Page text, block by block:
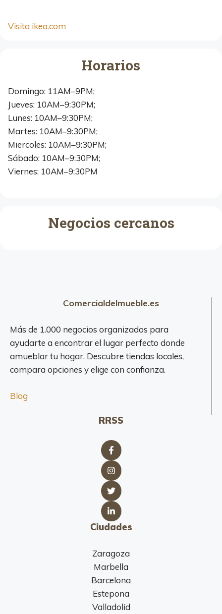
Visita ikea.com
Horarios
Domingo: 11AM–9PM;
Jueves: 10AM–9:30PM;
Lunes: 10AM–9:30PM;
Martes: 10AM–9:30PM;
Miercoles: 10AM–9:30PM;
Sábado: 10AM–9:30PM;
Viernes: 10AM–9:30PM
Negocios cercanos
Comercialdelmueble.es
Más de 1.000 negocios organizados para
ayudarte a encontrar el lugar perfecto donde
amueblar tu hogar. Descubre tiendas locales,
compara opciones y elige con confianza.
Blog
RRSS
Ciudades
Zaragoza
Marbella
Barcelona
Estepona
Valladolid